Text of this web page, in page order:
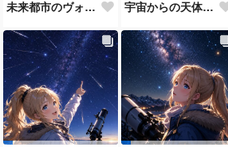
未来都市のヴォルティックライダー 宇宙からの天体観測（その２）